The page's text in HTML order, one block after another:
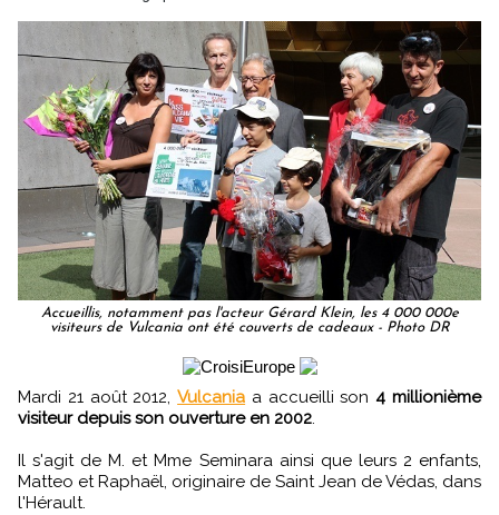
Accueillis, notamment pas l'acteur Gérard Klein, les 4 000 000e
visiteurs de Vulcania ont été couverts de cadeaux - Photo DR
Mardi 21 août 2012,Vulcania a accueilli son4 millionième
visiteur depuis son ouverture en 2002.
Il s'agit de M. et Mme Seminara ainsi que leurs 2 enfants,
Matteo et Raphaël, originaire de Saint Jean de Védas, dans
l'Hérault.